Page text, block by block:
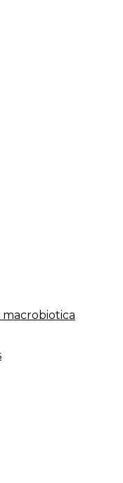
macrobiotica